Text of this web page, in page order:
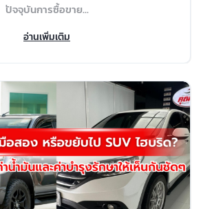
ปัจจุบันการซื้อขาย...
อ่านเพิ่มเติม